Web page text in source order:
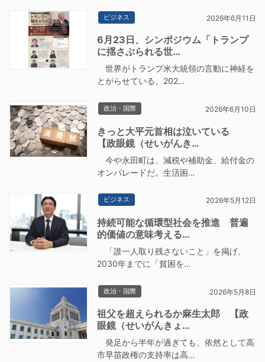
ビジネス 2026年6月11日
6月23日、シンポジウム「トランプ
に揺さぶられる世…
世界がトランプ米大統領の言動に神経を
とがらせている。202…
政治・国際 2026年6月10日
きっと大平元首相は泣いている
【政眼鏡（せいがんき…
今や永田町は、減税や補助金、給付金の
オンパレードだ。生活困…
ビジネス 2026年5月12日
持続可能な循環型社会を推進 普遍
的価値の意味考える…
「誰一人取り残さないこと」を掲げ、
2030年までに「貧困を…
政治・国際 2026年5月8日
祖父を超えられるか麻生太郎 【政
眼鏡（せいがんきょ…
発足から半年が過ぎても、依然として高
市早苗政権の支持率は高…